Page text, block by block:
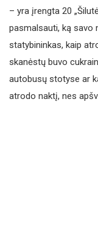
– yra įrengta 20
pasmalsauti, ką savo
statybininkas, kaip
skanėstų buvo
autobusų stotyse ar
atrodo naktį, nes